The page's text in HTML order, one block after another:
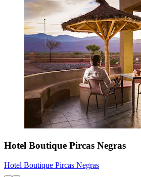
Hotel Boutique Pircas Negras
Hotel Boutique Pircas Negras